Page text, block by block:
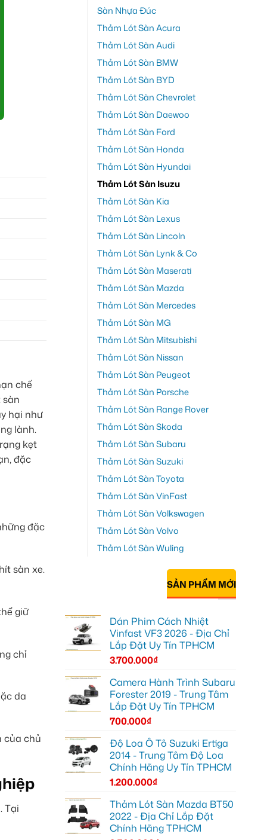
chế
sàn
hại như
lành.
kẹt
đặc
đặc
sàn xe.
giữ
chỉ
da
của chủ
Tại
Sàn Nhựa Đúc
Thảm Lót Sàn Acura
Thảm Lót Sàn Audi
Thảm Lót Sàn BMW
Thảm Lót Sàn BYD
Thảm Lót Sàn Chevrolet
Thảm Lót Sàn Daewoo
Thảm Lót Sàn Ford
Thảm Lót Sàn Honda
Thảm Lót Sàn Hyundai
Thảm Lót Sàn Isuzu
Thảm Lót Sàn Kia
Thảm Lót Sàn Lexus
Thảm Lót Sàn Lincoln
Thảm Lót Sàn Lynk & Co
Thảm Lót Sàn Maserati
Thảm Lót Sàn Mazda
Thảm Lót Sàn Mercedes
Thảm Lót Sàn MG
Thảm Lót Sàn Mitsubishi
Thảm Lót Sàn Nissan
Thảm Lót Sàn Peugeot
Thảm Lót Sàn Porsche
Thảm Lót Sàn Range Rover
Thảm Lót Sàn Skoda
Thảm Lót Sàn Subaru
Thảm Lót Sàn Suzuki
Thảm Lót Sàn Toyota
Thảm Lót Sàn VinFast
Thảm Lót Sàn Volkswagen
Thảm Lót Sàn Volvo
Thảm Lót Sàn Wuling
SẢN PHẨM MỚI
Dán Phim Cách Nhiệt
Vinfast VF3 2026 - Địa Chỉ
Lắp Đặt Uy Tín TPHCM
3.700.000₫
Camera Hành Trình Subaru
Forester 2019 - Trung Tâm
Lắp Đặt Uy Tín TPHCM
700.000₫
Độ Loa Ô Tô Suzuki Ertiga
2014 - Trung Tâm Độ Loa
Chính Hãng Uy Tín TPHCM
1.200.000₫
Thảm Lót Sàn Mazda BT50
2022 - Địa Chỉ Lắp Đặt
Chính Hãng TPHCM